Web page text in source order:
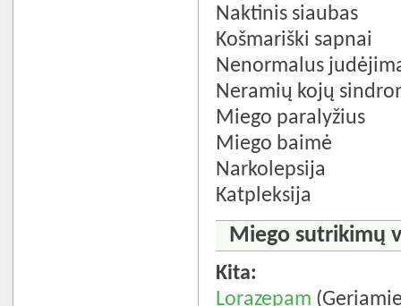
Naktinis siaubas
Košmariški sapnai
Nenormalus
Neramių kojų
Miego paralyžius
Miego baimė
Narkolepsija
Katpleksija
Miego sutrikimų
Kita:
Lorazepam